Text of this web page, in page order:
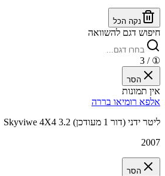
נקה הכל
חיפוש דגם להשוואה
①
/ 3
הסר
אין תמונות
אלפא רומיאו בררה
Skyviwe 4X4 3.2 ליטר ידני (דור 1 מעודכן)
2007
הסר